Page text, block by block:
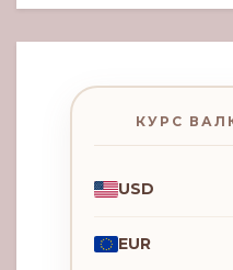
КУРС
USD
EUR